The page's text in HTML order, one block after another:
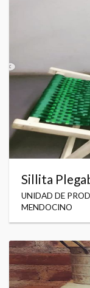
Sillita
UNIDAD DE
MENDOCINO